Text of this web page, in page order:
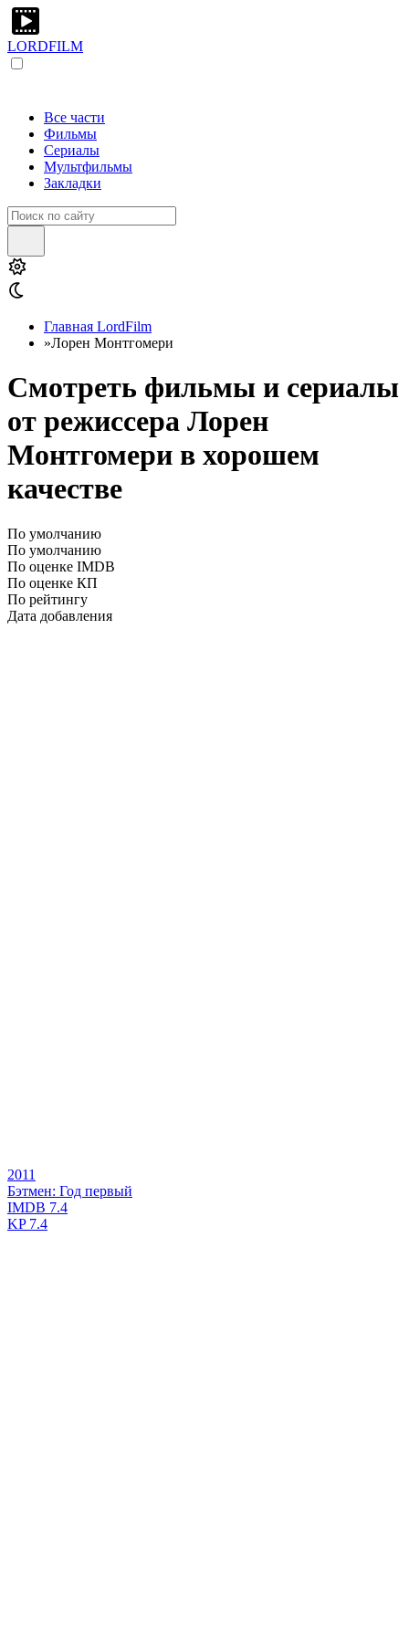
LORDFILM
Все части
Фильмы
Сериалы
Мультфильмы
Закладки
Главная LordFilm
»Лорен Монтгомери
Смотреть фильмы и сериалы
от режиссера Лорен
Монтгомери в хорошем
качестве
По умолчанию
По умолчанию
По оценке IMDB
По оценке КП
По рейтингу
Дата добавления
2011
Бэтмен: Год первый
IMDB 7.4
KP7.4